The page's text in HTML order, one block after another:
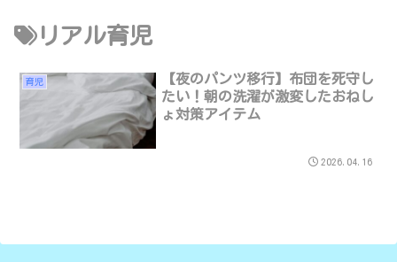
リアル育児
育児
【夜のパンツ移行】布団を死守し
たい！朝の洗濯が激変したおねし
ょ対策アイテム
2026.04.16